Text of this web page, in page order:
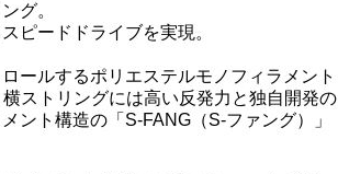
グ。
ピードドライブを実現。
ールするポリエステルモノフィラメント
ストリングには高い反発力と独自開発の
ント構造の「S-FANG（S-ファング）」